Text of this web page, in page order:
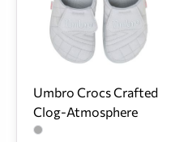
Umbro Crocs Crafted
Clog-Atmosphere